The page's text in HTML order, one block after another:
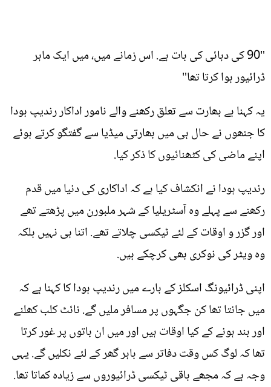
"90 کی دہائی کی بات ہے. اس زمانے میں، میں ایک ماہر
ڈرائیور ہوا کرتا تھا"
یہ کہنا ہے بھارت سے تعلق رکھنے والے نامور اداکار رندیپ ہودا
کا جنھوں نے حال ہی میں بھارتی میڈیا سے گفتگو کرتے ہوئے
اپنے ماضی کی کٹھنائیوں کا ذکر کیا.
رندیپ ہودا نے انکشاف کیا ہے کہ اداکاری کی دنیا میں قدم
رکھنے سے پہلے وہ آسٹریلیا کے شہر ملبورن میں پڑھتے تھے
اور گزر و اوقات کے لئے ٹیکسی چلاتے تھے. اتنا ہی نہیں بلکہ
وہ ویٹر کی نوکری بھی کرچکے ہیں.
اپنی ڈرائیونگ اسکلز کے بارے میں رندیپ ہودا کا کہنا ہے کہ
میں جانتا تھا کن جگہوں پر مسافر ملیں گے. نائٹ کلب کھلنے
اور بند ہونے کے کیا اوقات ہیں اور میں ان باتوں پر غور کرتا
تھا کہ لوگ کس وقت دفاتر سے باہر گھر کے لئے نکلیں گے. یہی
وجہ ہے کہ مجھے باقی ٹیکسی ڈرائیوروں سے زیادہ کماتا تھا.